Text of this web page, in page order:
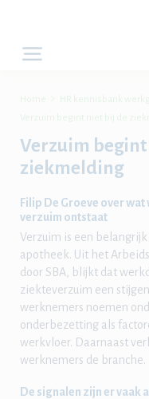
Home HR kennisbank
Verzuim begint niet bij de
Verzuim
ziekmelding
Filip De Groeve over
verzuim ontstaat
Verzuim is een
apotheek. Uit het
door SBA, blijkt dat
ziekteverzuim een
werknemers noemen
onderbezetting als
werkvloer. Daarnaast
werknemers de branche.
De signalen zijn er vaak